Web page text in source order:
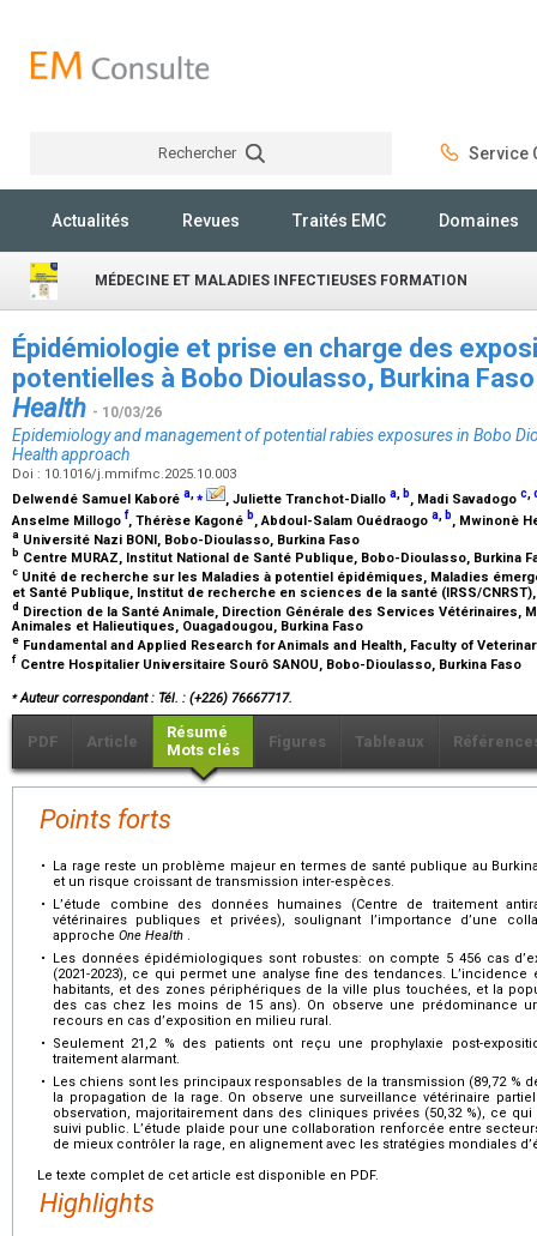
Rechercher Service
Actualités Revues Traités EMC Domaines
MÉDECINE ET MALADIES INFECTIEUSES FORMATION
Épidémiologie et prise en charge des
potentielles à Bobo Dioulasso, Burkina
Health - 10/03/26
Epidemiology and management of potential rabies exposures in Bobo
Health approach
Doi : 10.1016/j.mmifmc.2025.10.003
Delwendé Samuel Kaboré a,⁎ , Juliette Tranchot-Diallo a, b, Madi Savadogo c,
Anselme Millogo f, Thérèse Kagoné b, Abdoul-Salam Ouédraogo a b, Mwinonè
a Université Nazi BONI, Bobo-Dioulasso, Burkina Faso
b Centre MURAZ, Institut National de Santé Publique, Bobo-Dioulasso, Burkina
c Unité de recherche sur les Maladies à potentiel épidémiques, Maladies
et Santé Publique, Institut de recherche en sciences de la santé (IRSS/
d Direction de la Santé Animale, Direction Générale des Services Vétérinaires,
Animales et Halieutiques, Ouagadougou, Burkina Faso
e Fundamental and Applied Research for Animals and Health, Faculty of
f Centre Hospitalier Universitaire Sourô SANOU, Bobo-Dioulasso, Burkina Faso
⁎Auteur correspondant : Tél. : (+226) 76667717.
PDF Article
Résumé
Mots clés
Figures Tableaux
Points forts
•
La rage reste un problème majeur en termes de santé publique au
et un risque croissant de transmission inter-espèces.
•
L’étude combine des données humaines (Centre de traitement
vétérinaires publiques et privées), soulignant l’importance d’une
approche One Health .
•
Les données épidémiologiques sont robustes: on compte 5 456 cas
(2021-2023), ce qui permet une analyse fine des tendances. L’incidence
habitants, et des zones périphériques de la ville plus touchées, et la
des cas chez les moins de 15 ans). On observe une prédominance
recours en cas d’exposition en milieu rural.
•
Seulement 21,2 % des patients ont reçu une prophylaxie post-
traitement alarmant.
•
Les chiens sont les principaux responsables de la transmission (89,72 %
la propagation de la rage. On observe une surveillance vétérinaire
observation, majoritairement dans des cliniques privées (50,32 %), ce
suivi public. L’étude plaide pour une collaboration renforcée entre
de mieux contrôler la rage, en alignement avec les stratégies mondiales
Le texte complet de cet article est disponible en PDF.
Highlights